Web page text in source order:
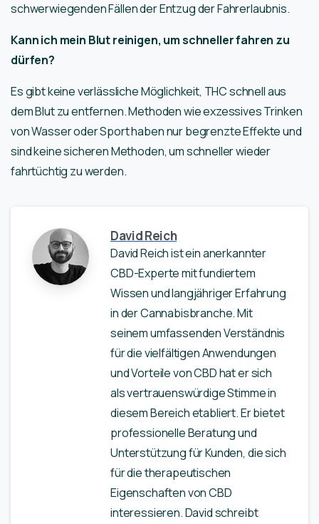
schwerwiegenden Fällen der Entzug der Fahrerlaubnis.
Kann ich mein Blut reinigen, um schneller fahren zu
dürfen?
Es gibt keine verlässliche Möglichkeit, THC schnell aus
dem Blut zu entfernen. Methoden wie exzessives Trinken
von Wasser oder Sport haben nur begrenzte Effekte und
sind keine sicheren Methoden, um schneller wieder
fahrtüchtig zu werden.
David Reich
David Reich ist ein anerkannter
CBD-Experte mit fundiertem
Wissen und langjähriger Erfahrung
in der Cannabisbranche. Mit
seinem umfassenden Verständnis
für die vielfältigen Anwendungen
und Vorteile von CBD hat er sich
als vertrauenswürdige Stimme in
diesem Bereich etabliert. Er bietet
professionelle Beratung und
Unterstützung für Kunden, die sich
für die therapeutischen
Eigenschaften von CBD
interessieren. David schreibt